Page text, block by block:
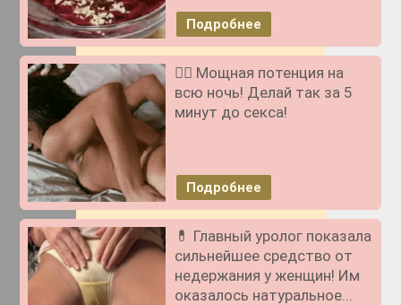
Подробнее
❤️‍🔥 Мощная потенция на
всю ночь! Делай так за 5
минут до секса!
Подробнее
💊 Главный уролог показала
сильнейшее средство от
недержания у женщин! Им
оказалось натуральное...